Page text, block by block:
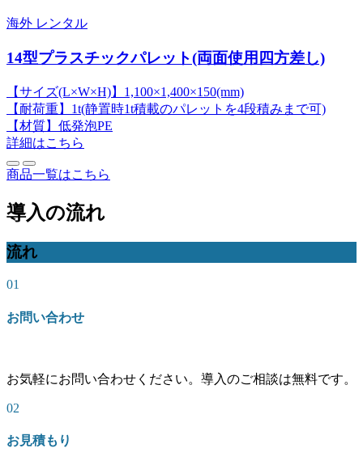
海外 レンタル
14型プラスチックパレット(両面使用四方差し)
【サイズ(L×W×H)】1,100×1,400×150(mm)
【耐荷重】1t(静置時1t積載のパレットを4段積みまで可)
【材質】低発泡PE
詳細はこちら
商品一覧はこちら
導入の流れ
流れ
01
お問い合わせ
お気軽にお問い合わせください。導入のご相談は無料です。
02
お見積もり